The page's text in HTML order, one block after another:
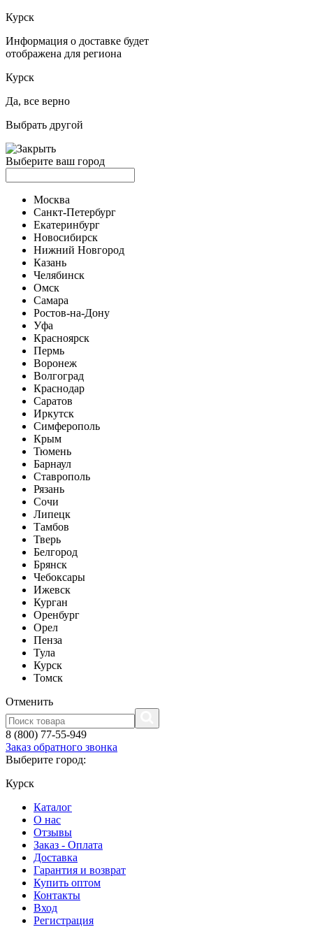
Курск
Информация о доставке будет
отображена для региона
Курск
Да, все верно
Выбрать другой
Выберите ваш город
Москва
Санкт-Петербург
Екатеринбург
Новосибирск
Нижний Новгород
Казань
Челябинск
Омск
Самара
Ростов-на-Дону
Уфа
Красноярск
Пермь
Воронеж
Волгоград
Краснодар
Саратов
Иркутск
Симферополь
Крым
Тюмень
Барнаул
Ставрополь
Рязань
Сочи
Липецк
Тамбов
Тверь
Белгород
Брянск
Чебоксары
Ижевск
Курган
Оренбург
Орел
Пенза
Тула
Курск
Томск
Отменить
8 (800) 77-55-949
Заказ обратного звонка
Выберите город:
Курск
Каталог
О нас
Отзывы
Заказ - Оплата
Доставка
Гарантия и возврат
Купить оптом
Контакты
Вход
Регистрация